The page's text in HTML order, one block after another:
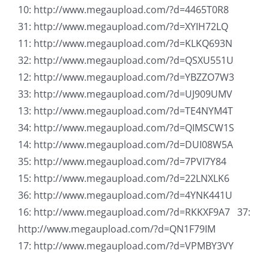
10: http://www.megaupload.com/?d=4465T0R8
31: http://www.megaupload.com/?d=XYIH72LQ
11: http://www.megaupload.com/?d=KLKQ693N
32: http://www.megaupload.com/?d=QSXU551U
12: http://www.megaupload.com/?d=YBZZO7W3
33: http://www.megaupload.com/?d=UJ909UMV
13: http://www.megaupload.com/?d=TE4NYM4T
34: http://www.megaupload.com/?d=QIMSCW1S
14: http://www.megaupload.com/?d=DUI08W5A
35: http://www.megaupload.com/?d=7PVI7Y84
15: http://www.megaupload.com/?d=22LNXLK6
36: http://www.megaupload.com/?d=4YNK441U
16: http://www.megaupload.com/?d=RKKXF9A7 37:
http://www.megaupload.com/?d=QN1F79IM
17: http://www.megaupload.com/?d=VPMBY3VY